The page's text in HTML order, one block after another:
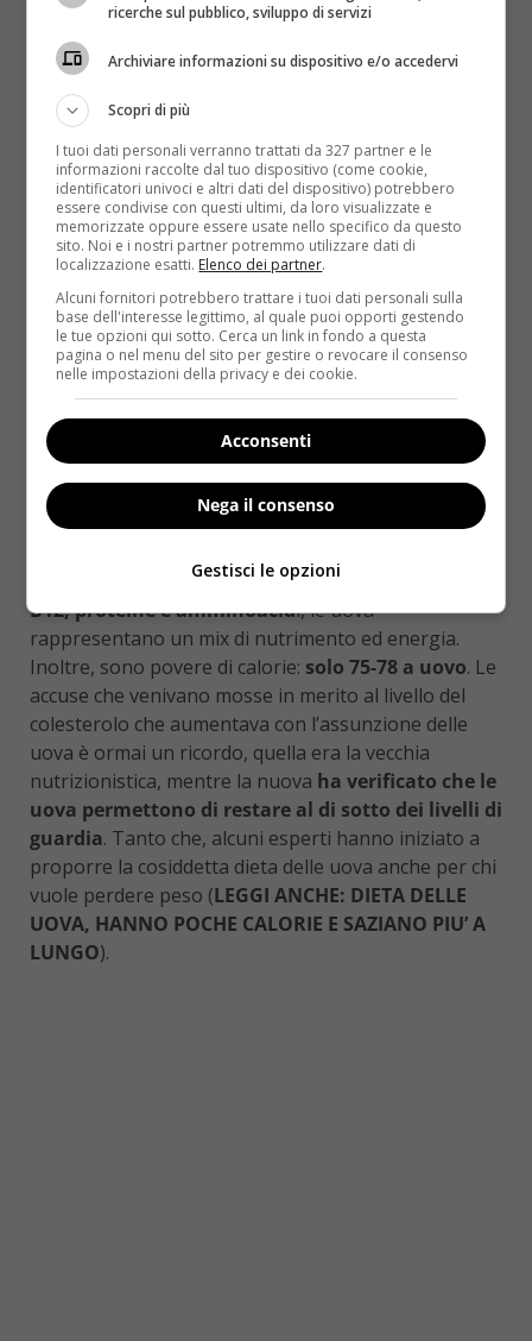
È anche vero che
studi più recenti hanno
evidenziato invece tutti i pregi delle uova, che le
Ricche di ferro, zinco, vitamina A, D, E,
B12, proteine e amminoacidi, le uova
rappresentano un mix di nutrimento ed energia.
Inoltre, sono povere di calorie: solo 75-78 a uovo. Le
accuse che venivano mosse in merito al livello del
colesterolo che aumentava con l’assunzione delle
uova è ormai un ricordo, quella era la vecchia
nutrizionistica, mentre la nuova ha verificato che le
uova permettono di restare al di sotto dei livelli di
guardia. Tanto che, alcuni esperti hanno iniziato a
proporre la cosiddetta dieta delle uova anche per chi
vuole perdere peso (LEGGI ANCHE: DIETA DELLE
UOVA, HANNO POCHE CALORIE E SAZIANO PIU’ A
LUNGO).
ricerche sul pubblico, sviluppo di servizi
Archiviare informazioni su dispositivo e/o accedervi
Scopri di più
I tuoi dati personali verranno trattati da 327 partner e le
informazioni raccolte dal tuo dispositivo (come cookie,
identificatori univoci e altri dati del dispositivo) potrebbero
essere condivise con questi ultimi, da loro visualizzate e
memorizzate oppure essere usate nello specifico da questo
sito. Noi e i nostri partner potremmo utilizzare dati di
localizzazione esatti. Elenco dei partner.
Alcuni fornitori potrebbero trattare i tuoi dati personali sulla
base dell'interesse legittimo, al quale puoi opporti gestendo
le tue opzioni qui sotto. Cerca un link in fondo a questa
pagina o nel menu del sito per gestire o revocare il consenso
nelle impostazioni della privacy e dei cookie.
Acconsenti
Nega il consenso
Gestisci le opzioni